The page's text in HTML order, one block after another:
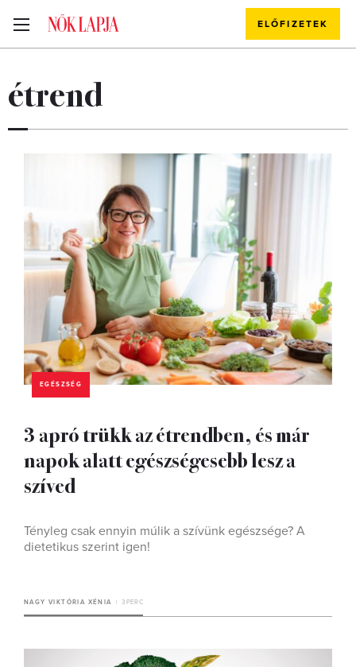
ELŐFIZETEK
étrend
EGÉSZSÉG
3 apró trükk az étrendben, és már
napok alatt egészségesebb lesz a
szíved
Tényleg csak ennyin múlik a szívünk egészsége? A
dietetikus szerint igen!
NAGY VIKTÓRIA XÉNIA 3 PERC